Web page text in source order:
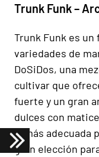
Trunk Funk –
Trunk Funk es
variedades de
DoSiDos, una
cultivar que
fuerte y un gran
dulces con
la más adecuada
gran elección